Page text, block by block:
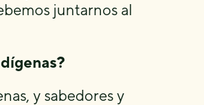
juntarnos al
y sabedores y